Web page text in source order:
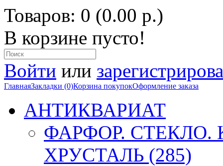
Товаров: 0 (0.00 р.)
В корзине пусто!
Войти или
ГлавнаяЗакладки (0)Корзина покупокОформление заказа
АНТИКВАРИАТ
ФАРФОР.
ХРУСТАЛЬ (285)